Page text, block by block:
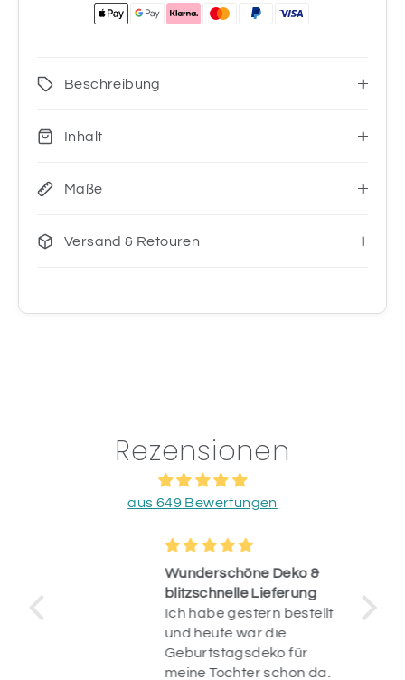
Beschreibung
Inhalt
Maße
Versand & Retouren
Rezensionen
aus 649 Bewertungen
Wunderschöne Deko &
blitzschnelle Lieferung
Ich habe gestern bestellt
und heute war die
Geburtstagsdeko für
meine Tochter schon da.